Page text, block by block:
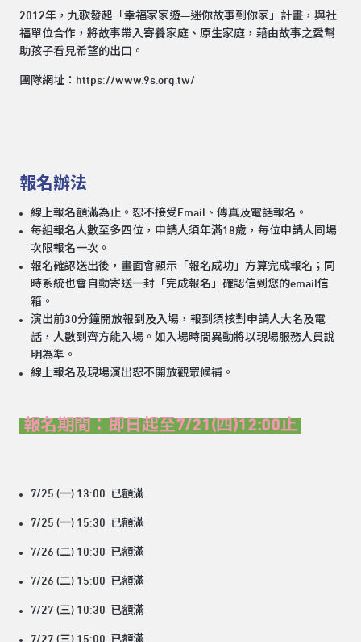
2012年，九歌發起「幸福家家遊—迷你故事到你家」計畫，與社
福單位合作，將故事帶入寄養家庭、原生家庭，藉由故事之愛幫
助孩子看見希望的出口。
團隊網址： https://www.9s.org.tw/
報名辦法
線上報名額滿為止。恕不接受Email、傳真及電話報名。
每組報名人數至多四位，申請人須年滿18歲，每位申請人同場
次限報名一次。
報名確認送出後，畫面會顯示「報名成功」方算完成報名；同
時系統也會自動寄送一封「完成報名」確認信到您的email信
箱。
演出前30分鐘開放報到及入場，報到須核對申請人大名及電
話，人數到齊方能入場。如入場時間異動將以現場服務人員說
明為準。
線上報名及現場演出恕不開放觀眾候補。
報名期間：即日起至7/21(四)12:00止
7/25 (一) 13:00 已額滿
7/25 (一) 15:30 已額滿
7/26 (二) 10:30 已額滿
7/26 (二) 15:00 已額滿
7/27 (三) 10:30 已額滿
7/27 (三) 15:00 已額滿